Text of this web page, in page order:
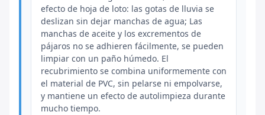
efecto de hoja de loto: las gotas de lluvia se
deslizan sin dejar manchas de agua; Las
manchas de aceite y los excrementos de
pájaros no se adhieren fácilmente, se pueden
limpiar con un paño húmedo. El
recubrimiento se combina uniformemente con
el material de PVC, sin pelarse ni empolvarse,
y mantiene un efecto de autolimpieza durante
mucho tiempo.